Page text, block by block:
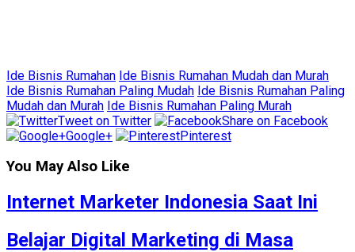
Ide Bisnis Rumahan Ide Bisnis Rumahan Mudah dan Murah
Ide Bisnis Rumahan Paling Mudah Ide Bisnis Rumahan Paling
Mudah dan Murah Ide Bisnis Rumahan Paling Murah
Tweet on Twitter
Share on Facebook
Google+
Pinterest
You May Also Like
Internet Marketer Indonesia Saat Ini
Belajar Digital Marketing di Masa